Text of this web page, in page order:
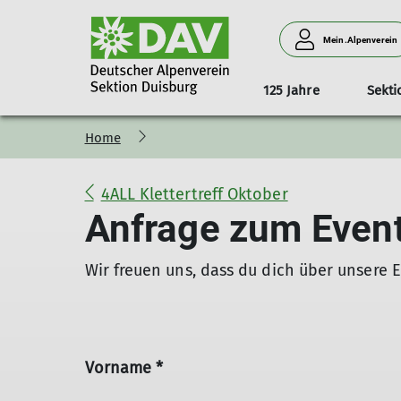
Mein.Alpenverein
125 Jahre
Aktuelles
Facebook
Instagram
Vorträge
Ehrenamt
Neuigkeiten aus der Jugend Kinder- und
Duisburger Eifelhütte
Bergsteigen und Hochtouren
Alpine Wandergruppe
Hochtourengruppe
Naturschutzreferat
Informationen
Kursprogramm Tourenprogramm
Mitfahrgelegenheit
Sektionsheft "Der Bergfreund"
Home
4ALL Klettertreff Oktober
Anfrage zum
Wir freuen uns, dass du dich über unsere
Vorname *